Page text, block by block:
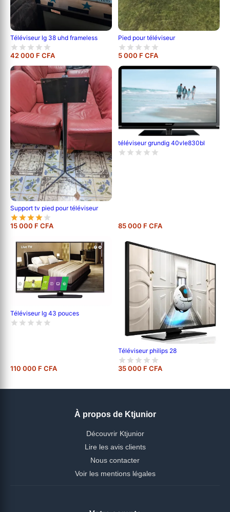
Téléviseur lg 38 uhd frameless
42 000 F CFA
Pied pour téléviseur
5 000 F CFA
Support tv pied pour téléviseur
15 000 F CFA
téléviseur grundig 40vle830bl
85 000 F CFA
Téléviseur lg 43 pouces
110 000 F CFA
Téléviseur philips 28
35 000 F CFA
À propos de Ktjunior
Découvrir Ktjunior
Lire les avis clients
Nous contacter
Voir les mentions légales